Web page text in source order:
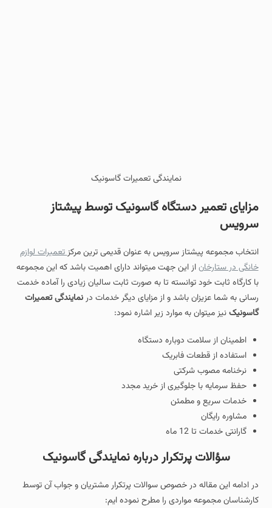
نمایندگی تعمیرات گاسونیک
مزایای تعمیر دستگاه گاسونیک توسط پیشتاز
سرویس
انتخاب مجموعه پیشتاز سرویس به عنوان قدیمی ترین مرکزتعمیرات لوازم
خانگی در ستارخاناز این جهت میتواند دارای اهمیت باشد که این مجموعه
با کارگاه ثابت خود توانسته تا به صورت ثابت سالیان زیادی را آماده خدمت
رسانی به شما عزیزان باشد و از مزایای دیگر خدمات درنمایندگی تعمیرات
گاسونیکنیز میتوان به موارد زیر اشاره نمود:
اطمینان از سلامت دوباره دستگاه
استفاده از قطعات فابریک
نرخنامه مصوب شرکتی
حفظ سرمایه با جلوگیری از خرید مجدد
خدمات سریع و مطمئن
مشاوره رایگان
گارانتی خدمات تا 12 ماه
سؤالات پرتکرار درباره نمایندگی گاسونیک
در ادامه این مقاله در خصوص سوالات پرتکرار مشتریان و جواب آن توسط
کارشناسان مجموعه مواردی را مطرح نموده ایم: